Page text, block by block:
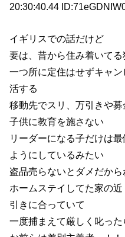
20:30:40.44
イギリスでの話だけど
要は、昔から住み着いて
一つ所に定住はせずキャ
活する
移動先でスリ、万引きや
子供に教育を施さない
リーダーになる子だけは
ようにしているみたい
盗品売らないとダメだから
ホームステイしてた家の
引きに合っていて
一度捕まえて厳しく叱っ